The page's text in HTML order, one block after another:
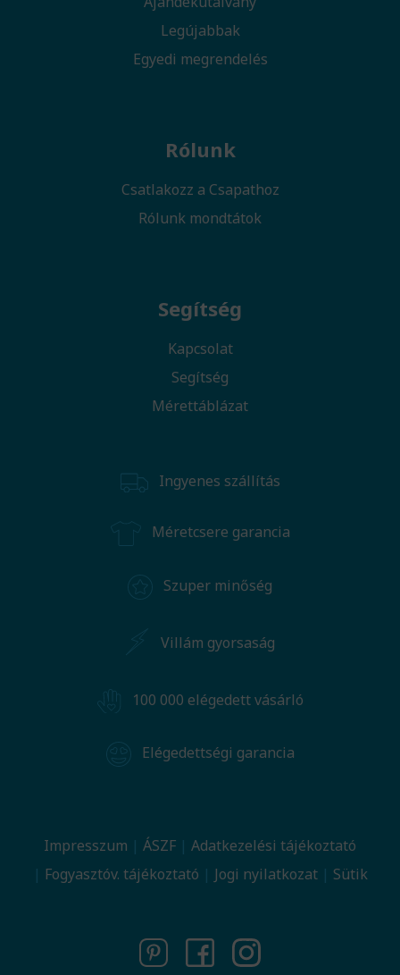
Legújabbak
Egyedi megrendelés
Rólunk
Csatlakozz a Csapathoz
Rólunk mondtátok
Segítség
Kapcsolat
Segítség
Mérettáblázat
Ingyenes szállítás
Méretcsere garancia
Szuper minőség
Villám gyorsaság
100 000 elégedett vásárló
Elégedettségi garancia
Impresszum ÁSZF
Adatkezelési tájékoztató
Fogyasztóv. tájékoztató
Jogi nyilatkozat Sütik